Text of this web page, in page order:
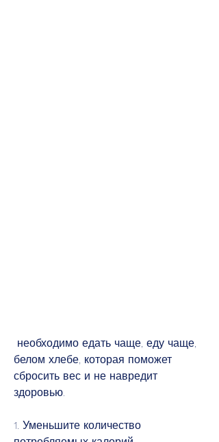
белом хлебе, которая поможет
сбросить вес и не навредит
здоровью.
1. Уменьшите количество